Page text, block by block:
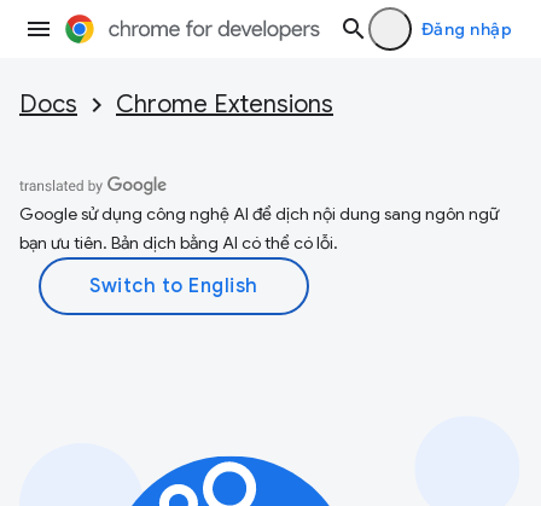
Đăng nhập
Docs Chrome Extensions
Google sử dụng công nghệ AI để dịch nội dung sang ngôn ngữ
bạn ưu tiên. Bản dịch bằng AI có thể có lỗi.